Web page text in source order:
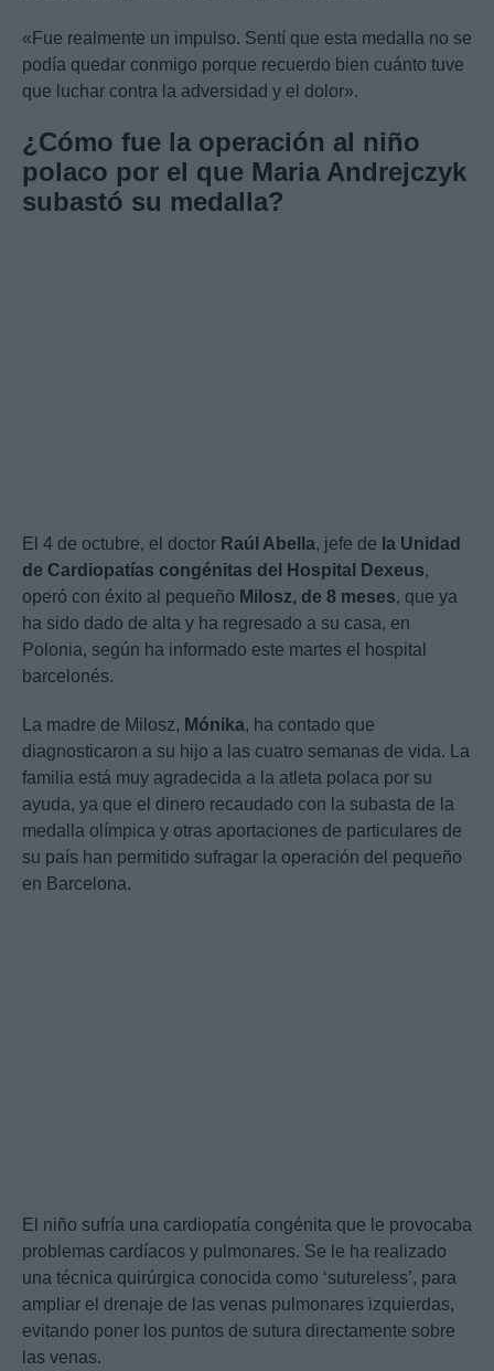
«Fue realmente un impulso. Sentí que esta medalla no se
podía quedar conmigo porque recuerdo bien cuánto tuve
que luchar contra la adversidad y el dolor».
¿Cómo fue la operación al niño
polaco por el que Maria Andrejczyk
subastó su medalla?
El 4 de octubre, el doctor Raúl Abella, jefe de la Unidad
de Cardiopatías congénitas del Hospital Dexeus,
operó con éxito al pequeño Milosz, de 8 meses, que ya
ha sido dado de alta y ha regresado a su casa, en
Polonia, según ha informado este martes el hospital
barcelonés.
La madre de Milosz, Mónika, ha contado que
diagnosticaron a su hijo a las cuatro semanas de vida. La
familia está muy agradecida a la atleta polaca por su
ayuda, ya que el dinero recaudado con la subasta de la
medalla olímpica y otras aportaciones de particulares de
su país han permitido sufragar la operación del pequeño
en Barcelona.
El niño sufría una cardiopatía congénita que le provocaba
problemas cardíacos y pulmonares. Se le ha realizado
una técnica quirúrgica conocida como ‘sutureless’, para
ampliar el drenaje de las venas pulmonares izquierdas,
evitando poner los puntos de sutura directamente sobre
las venas.